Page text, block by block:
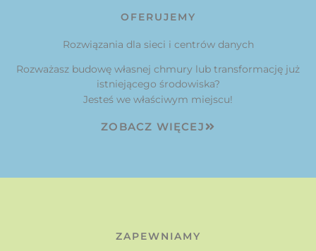
OFERUJEMY
Rozwiązania dla sieci i centrów danych
Rozważasz budowę własnej chmury lub transformację już
istniejącego środowiska?
Jesteś we właściwym miejscu!
ZOBACZ WIĘCEJ
ZAPEWNIAMY